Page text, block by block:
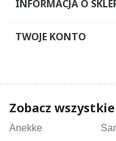
INFORMACJA O
TWOJE KONTO
Zobacz
Anekke